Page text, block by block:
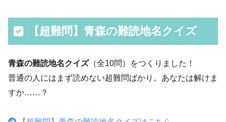
【超難問】青森の難読地名クイズ
青森の難読地名クイズ（全10問）をつくりました！
普通の人にはまず読めない超難問ばかり。あなたは解けま
すか……？